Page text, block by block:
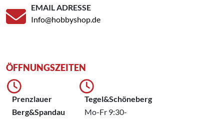
EMAIL ADRESSE
Info@hobbyshop.de
ÖFFNUNGSZEITEN
Prenzlauer
Berg&Spandau
Tegel&Schöneberg
Mo-Fr 9:30-